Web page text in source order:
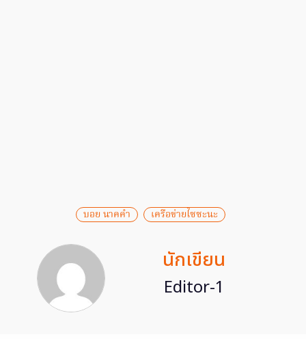
บอย นาคคำ เครือข่ายไซซะนะ
นักเขียน
Editor-1